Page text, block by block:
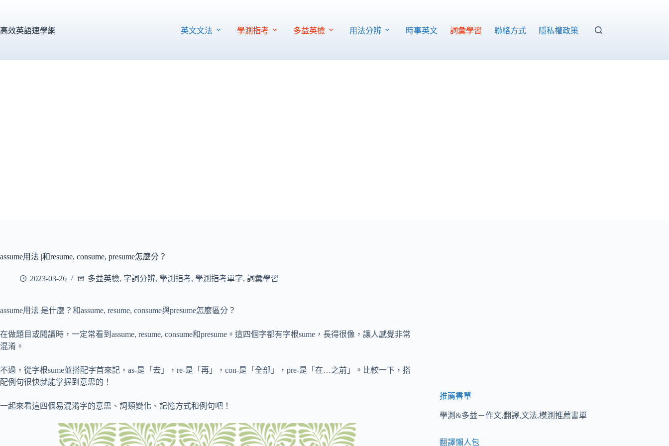
主
高效英語速學網 英文文法 學測指考 多益英檢 用法分辨 時事英文 詞彙學習 聯絡方式 隱私權政策
assume用法 |和resume, consume, presume怎麼分？
2023-03-26 多益英檢, 字詞分辨, 學測指考, 學測指考單字, 詞彙學習
assume用法 是什麼？和assume, resume, consume與presume怎麼區分？
在做題目或閱讀時，一定常看到assume, resume, consume和presume。這四個字都有字根sume，長得很像，讓人感覺非常
混淆。
不過，從字根sume並搭配字首來記，as-是「去」，re-是「再」，con-是「全部」，pre-是「在…之前」。比較一下，搭
配例句很快就能掌握到意思的！
一起來看這四個易混淆字的意思、詞類變化、記憶方式和例句吧！
推薦書單
學測&多益－作文,翻譯,文法,模測推薦書單
翻譯懶人包